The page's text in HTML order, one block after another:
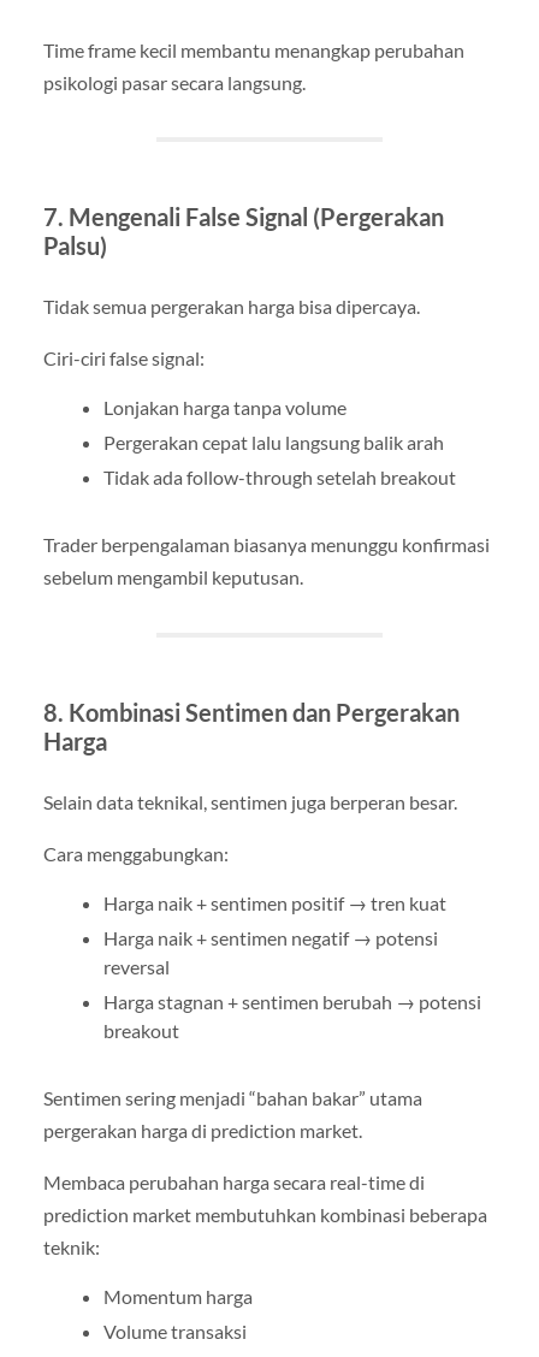
Time frame kecil membantu menangkap perubahan
psikologi pasar secara langsung.
7. Mengenali False Signal (Pergerakan
Palsu)
Tidak semua pergerakan harga bisa dipercaya.
Ciri-ciri false signal:
Lonjakan harga tanpa volume
Pergerakan cepat lalu langsung balik arah
Tidak ada follow-through setelah breakout
Trader berpengalaman biasanya menunggu konfirmasi
sebelum mengambil keputusan.
8. Kombinasi Sentimen dan Pergerakan
Harga
Selain data teknikal, sentimen juga berperan besar.
Cara menggabungkan:
Harga naik + sentimen positif → tren kuat
Harga naik + sentimen negatif → potensi
reversal
Harga stagnan + sentimen berubah → potensi
breakout
Sentimen sering menjadi “bahan bakar” utama
pergerakan harga di prediction market.
Membaca perubahan harga secara real-time di
prediction market membutuhkan kombinasi beberapa
teknik:
Momentum harga
Volume transaksi